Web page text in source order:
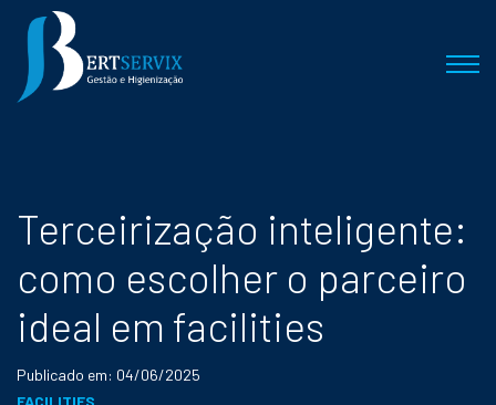
Terceirização inteligente:
como escolher o parceiro
ideal em facilities
Publicado em: 04/06/2025
FACILITIES